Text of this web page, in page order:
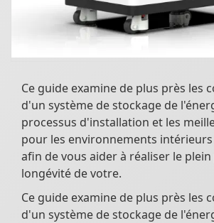
Ce guide examine de plus près les
d'un système de stockage de
processus d'installation et les
pour les environnements
afin de vous aider à réaliser le
longévité de votre.
Ce guide examine de plus près les
d'un système de stockage de